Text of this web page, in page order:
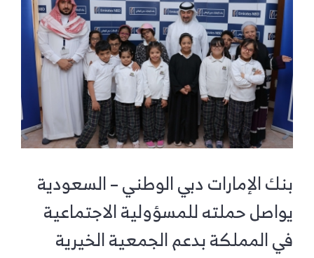
أكبر
بنك الإمارات دبي الوطني – السعودية
يواصل حملته للمسؤولية الاجتماعية
في المملكة بدعم الجمعية الخيرية